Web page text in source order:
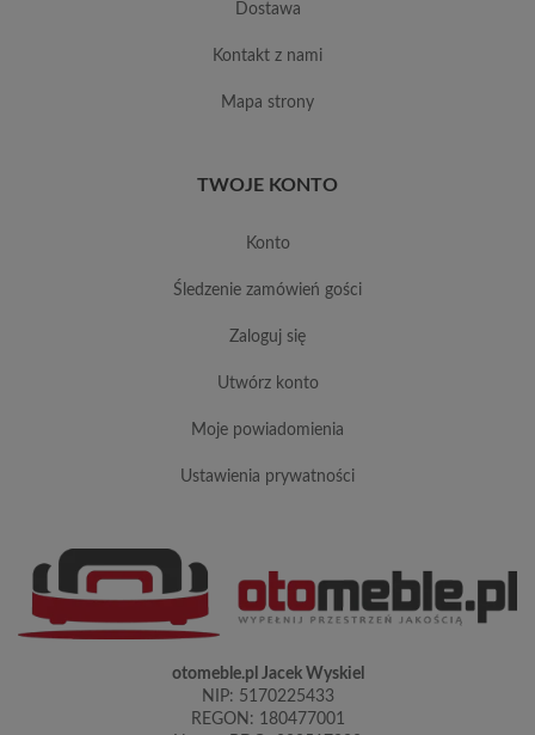
dostawa
kontakt z nami
mapa strony
TWOJE KONTO
konto
śledzenie zamówień gości
zaloguj się
utwórz konto
moje powiadomienia
ustawienia prywatności
otomeble.pl Jacek Wyskiel
NIP: 5170225433
REGON: 180477001